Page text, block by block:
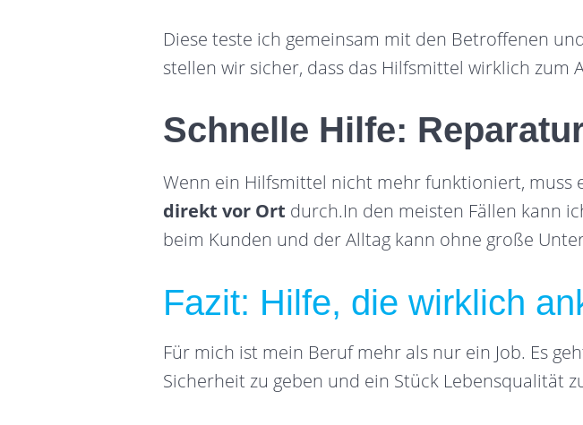
Diese teste ich gemeinsam mit den Betroffenen
stellen wir sicher, dass das Hilfsmittel wirklich zum
Schnelle Hilfe:
Wenn ein Hilfsmittel nicht mehr funktioniert, muss
direkt vor Ort durch.In den meisten Fällen kann
beim Kunden und der Alltag kann ohne große
Fazit: Hilfe, die wirklich
Für mich ist mein Beruf mehr als nur ein Job. Es
Sicherheit zu geben und ein Stück Lebensqualität